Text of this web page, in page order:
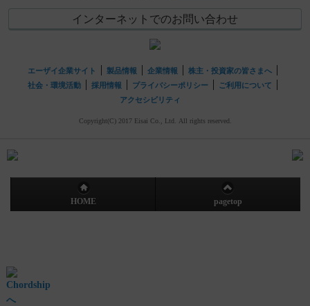
インターネットでのお問い合わせ
エーザイ企業サイト 製品情報 企業情報
株主・投資家の皆さまへ
社会・環境活動
採用情報 プライバシーポリシー
ご利用について
アクセシビリティ
Copyright(C) 2017 Eisai Co., Ltd. All rights reserved.
HOME pagetop